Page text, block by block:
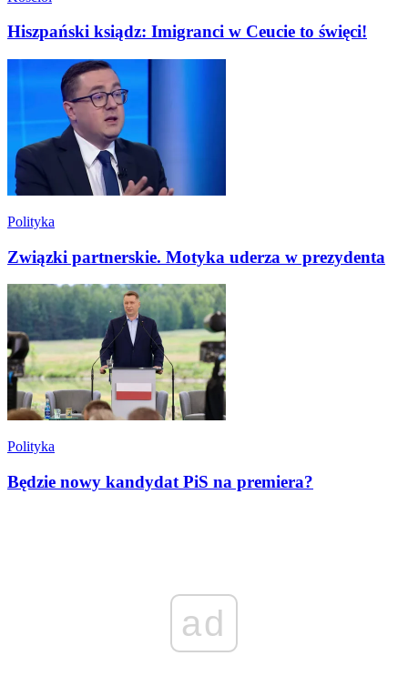
Hiszpański ksiądz: Imigranci w Ceucie to święci!
Polityka
Związki partnerskie. Motyka uderza w prezydenta
Polityka
Będzie nowy kandydat PiS na premiera?
ad